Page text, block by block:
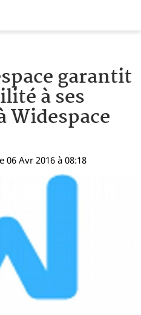
garantit
à ses
Widespace
06 Avr 2016 à 08:18